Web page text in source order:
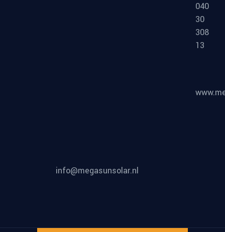
040
30
308
13
info@megasunsolar.nl